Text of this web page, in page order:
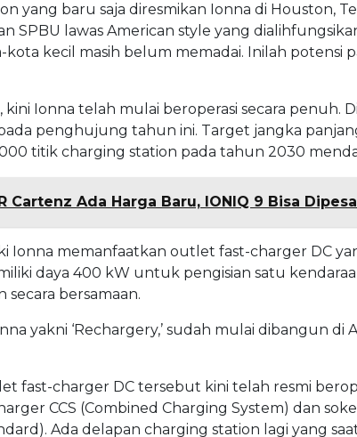
yang baru saja diresmikan Ionna di Houston,
SPBU lawas American style yang
kecil masih belum memadai. Inilah potensi
Ionna telah mulai beroperasi secara penuh.
penghujung tahun ini. Target jangka
titik charging station pada tahun 2030
Cartenz Ada Harga Baru, IONIQ 9 Bisa
Ionna memanfaatkan outlet fast-charger DC
daya 400 kW untuk pengisian satu
secara bersamaan.
yakni ‘Rechargery,’ sudah mulai dibangun di
fast-charger DC tersebut kini telah resmi
CCS (Combined Charging System) dan
Ada delapan charging station lagi yang